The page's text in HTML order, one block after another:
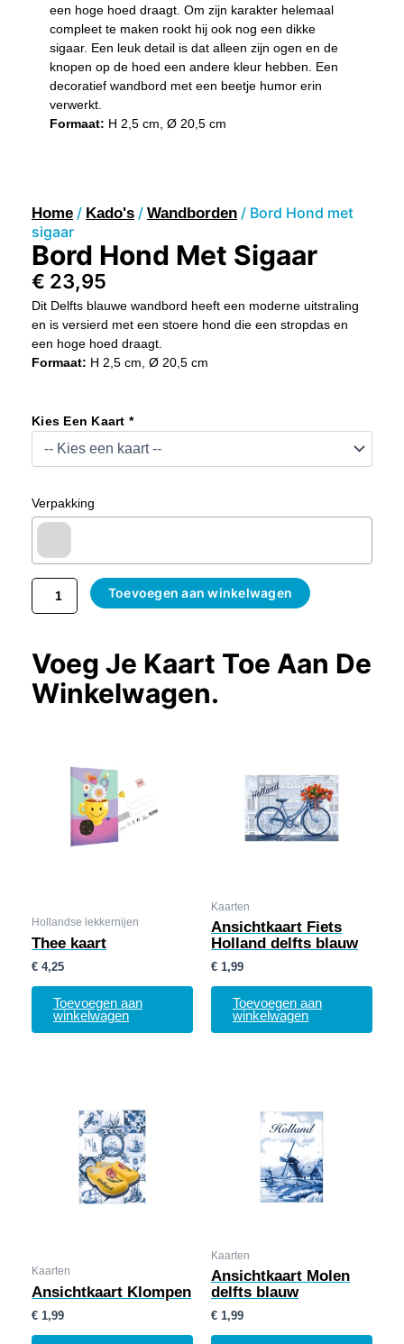
een hoge hoed draagt. Om zijn karakter helemaal
compleet te maken rookt hij ook nog een dikke
sigaar. Een leuk detail is dat alleen zijn ogen en de
knopen op de hoed een andere kleur hebben. Een
decoratief wandbord met een beetje humor erin
verwerkt.
Formaat: H 2,5 cm, Ø 20,5 cm
Home / Kado's / Wandborden / Bord Hond met
sigaar
Bord Hond Met Sigaar
€ 23,95
Dit Delfts blauwe wandbord heeft een moderne uitstraling
en is versierd met een stoere hond die een stropdas en
een hoge hoed draagt.
Formaat: H 2,5 cm, Ø 20,5 cm
Kies Een Kaart *
Verpakking
Hond
Met
Sigaar
Aantal
Toevoegen aan winkelwagen
Voeg Je Kaart Toe Aan De
Winkelwagen.
Hollandse lekkernijen
Thee kaart
€ 4,25
Toevoegen aan
winkelwagen
Kaarten
Ansichtkaart Fiets
Holland delfts blauw
€ 1,99
Toevoegen aan
winkelwagen
Kaarten
Ansichtkaart Klompen
€ 1,99
Kaarten
Ansichtkaart Molen
delfts blauw
€ 1,99